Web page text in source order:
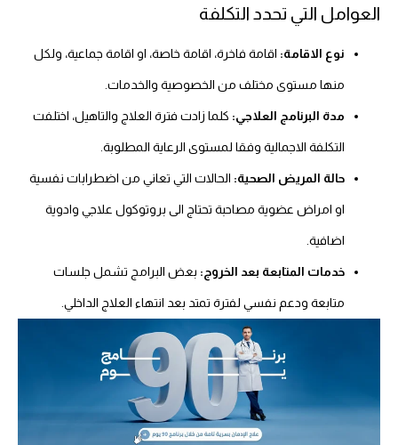
العوامل التي تحدد التكلفة
نوع الاقامة: اقامة فاخرة، اقامة خاصة، او اقامة جماعية، ولكل
منها مستوى مختلف من الخصوصية والخدمات.
مدة البرنامج العلاجي: كلما زادت فترة العلاج والتاهيل، اختلفت
التكلفة الاجمالية وفقا لمستوى الرعاية المطلوبة.
حالة المريض الصحية: الحالات التي تعاني من اضطرابات نفسية
او امراض عضوية مصاحبة تحتاج الى بروتوكول علاجي وادوية
اضافية.
خدمات المتابعة بعد الخروج: بعض البرامج تشمل جلسات
متابعة ودعم نفسي لفترة تمتد بعد انتهاء العلاج الداخلي.